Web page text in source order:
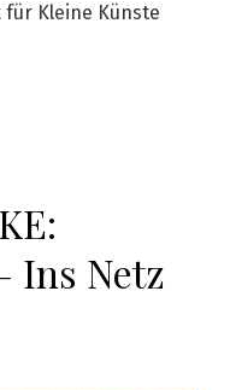
für Kleine Künste
Ins Netz